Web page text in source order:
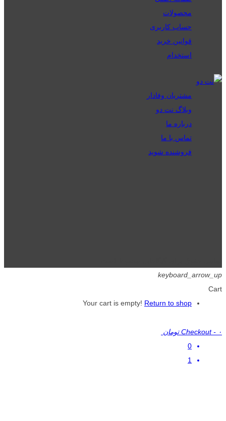
محصولات
حساب کاربری
قوانین خرید
استخدام
مشتریان وفادار
وبلاگ نت دو
درباره ما
تماس با ما
فروشنده شوید
keyboard_arrow_up
Cart
Your cart is empty! Return to shop
Checkout - ۰ تومان
0
1